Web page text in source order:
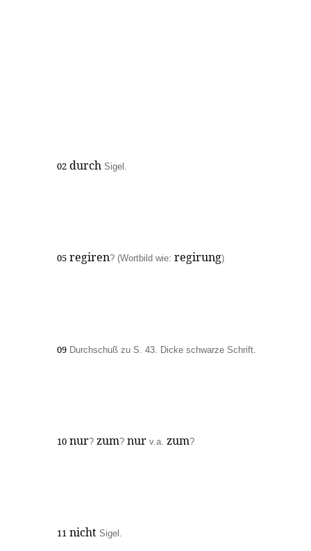
02 durch Sigel.
05 regiren? (Wortbild wie: regirung)
09 Durchschuß zu S. 43. Dicke schwarze Schrift.
10 nur? zum? nur v.a. zum?
11 nicht Sigel.